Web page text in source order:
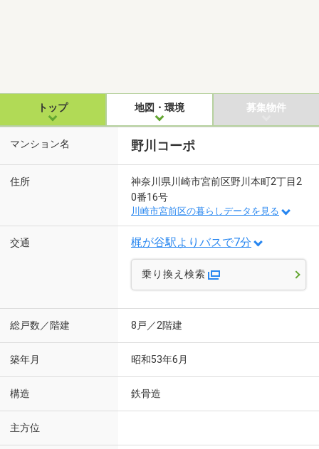
トップ 地図・環境 募集物件
マンション名 野川コーポ
住所
神奈川県川崎市宮前区野川本町2丁目2
0番16号
川崎市宮前区の暮らしデータを見る
交通 梶が谷駅よりバスで7分
乗り換え検索
総戸数／階建 8戸／2階建
築年月 昭和53年6月
構造 鉄骨造
主方位